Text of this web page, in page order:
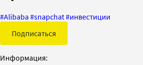
#Alibaba #snapchat#инвестиции
Подписаться
Информация: